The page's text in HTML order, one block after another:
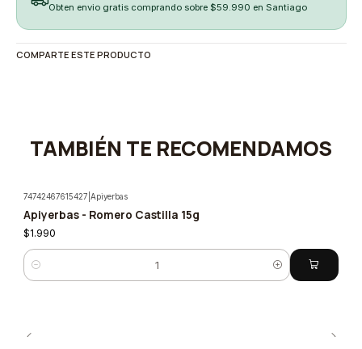
Obten envio gratis comprando sobre $59.990 en Santiago
COMPARTE ESTE PRODUCTO
TAMBIÉN TE RECOMENDAMOS
74742467615427 |Apiyerbas
Apiyerbas - Romero Castilla 15g
$1.990
Cantidad